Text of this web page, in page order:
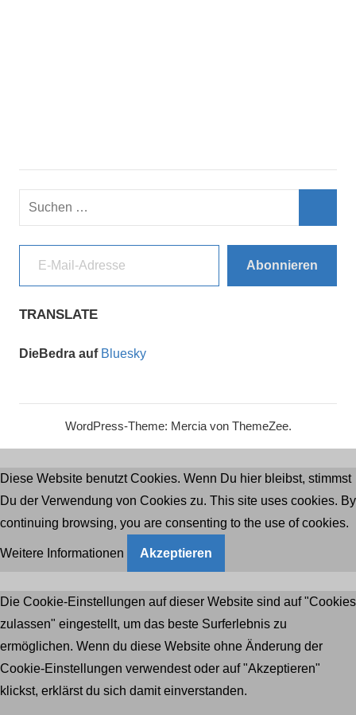
Suchen
E-Mail-Adresse
Abonnieren
TRANSLATE
DieBedra auf Bluesky
WordPress-Theme: Mercia von ThemeZee.
Diese Website benutzt Cookies. Wenn Du hier bleibst, stimmst
Du der Verwendung von Cookies zu. This site uses cookies. By
continuing browsing, you are consenting to the use of cookies.
Weitere Informationen Akzeptieren
Die Cookie-Einstellungen auf dieser Website sind auf "Cookies
zulassen" eingestellt, um das beste Surferlebnis zu
ermöglichen. Wenn du diese Website ohne Änderung der
Cookie-Einstellungen verwendest oder auf "Akzeptieren"
klickst, erklärst du sich damit einverstanden.